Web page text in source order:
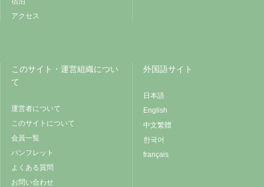
アクセス
このサイト・運営組織につい
て
運営者について
このサイトについて
会員一覧
パンフレット
よくある質問
お問い合わせ
外国語サイト
日本語
English
中文繁體
한국어
français